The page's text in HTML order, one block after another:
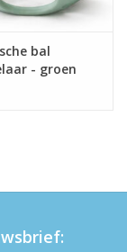
bal
- groen